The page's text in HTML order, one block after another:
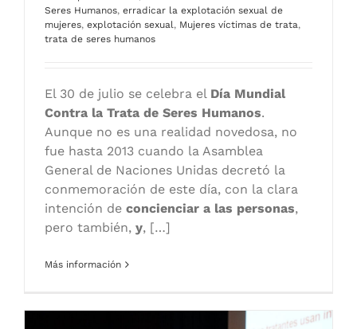
Seres Humanos, erradicar la explotación sexual de
mujeres, explotación sexual, Mujeres víctimas de trata,
trata de seres humanos
El 30 de julio se celebra el Día Mundial
Contra la Trata de Seres Humanos.
Aunque no es una realidad novedosa, no
fue hasta 2013 cuando la Asamblea
General de Naciones Unidas decretó la
conmemoración de este día, con la clara
intención de concienciar a las personas,
pero también, y, […]
Más información